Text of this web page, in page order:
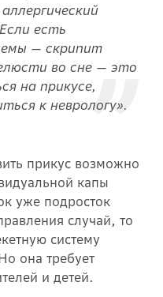
есть
— скрипит
во сне — это
на прикусе,
к неврологу».
прикус возможно
капы
уже подросток
случай, то
систему
она требует
и детей.